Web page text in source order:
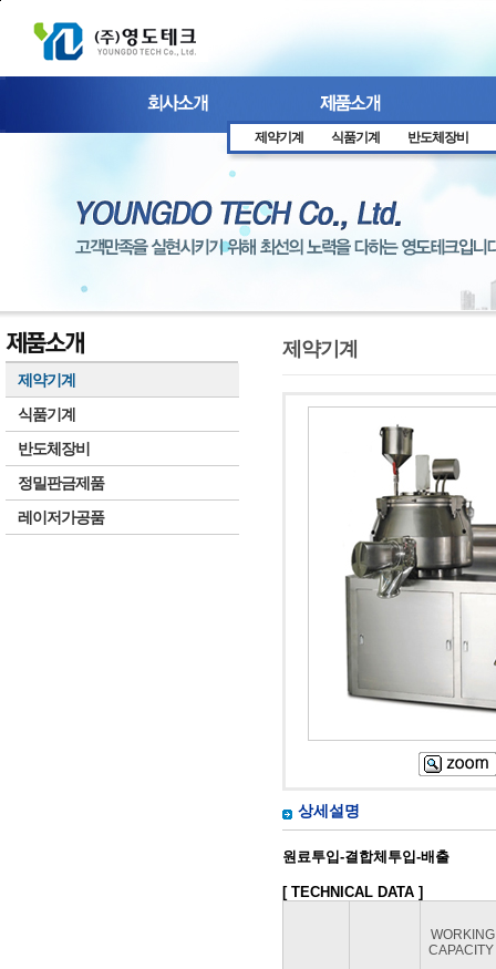
제약기계 식품기계 반도체장비
제약기계
식품기계
반도체장비
정밀판금제품
레이저가공품
제약기계
상세설명
원료투입-결합체투입-배출
[ TECHNICAL DATA ]
CAPACITY